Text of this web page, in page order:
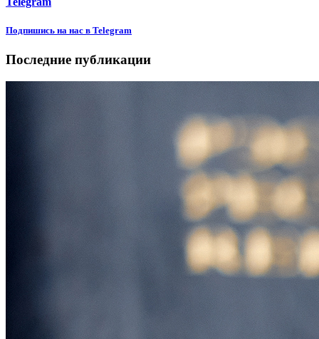
Подпишиcь на нас в Telegram
Последние публикации